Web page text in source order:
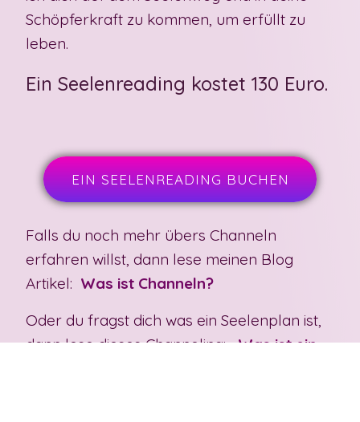
Schöpferkraft zu kommen, um erfüllt zu
leben.
Ein Seelenreading kostet 130 Euro.
EIN SEELENREADING BUCHEN
Falls du noch mehr übers Channeln
erfahren willst, dann lese meinen Blog
Artikel: Was ist Channeln?
Oder du fragst dich was ein Seelenplan ist,
dann lese dieses Channeling: Was ist ein